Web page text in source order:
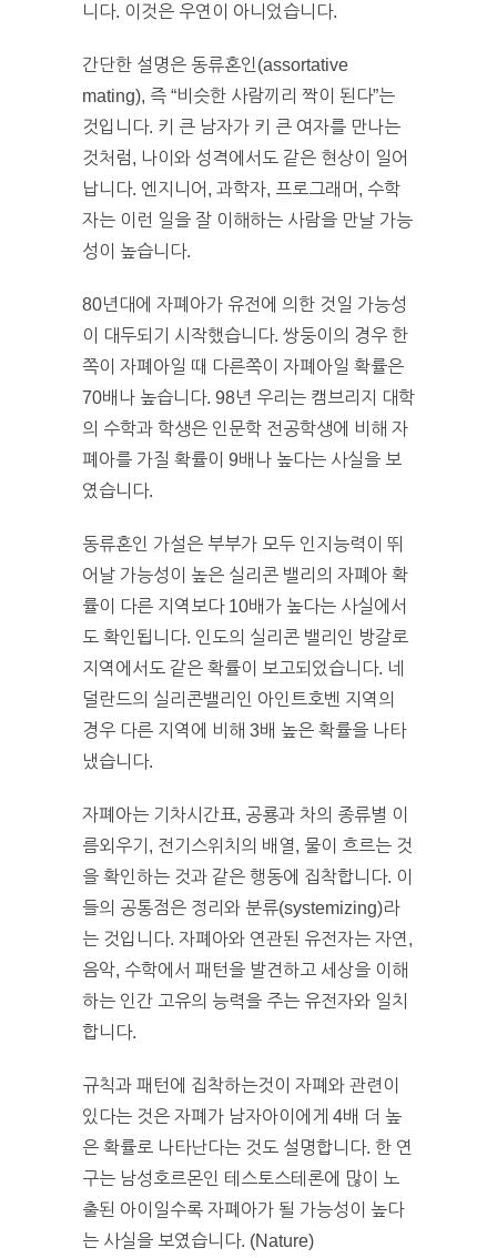
니다. 이것은 우연이 아니었습니다.
간단한 설명은 동류혼인(assortative
mating), 즉 “비슷한 사람끼리 짝이 된다”는
것입니다. 키 큰 남자가 키 큰 여자를 만나는
것처럼, 나이와 성격에서도 같은 현상이 일어
납니다. 엔지니어, 과학자, 프로그래머, 수학
자는 이런 일을 잘 이해하는 사람을 만날 가능
성이 높습니다.
80년대에 자폐아가 유전에 의한 것일 가능성
이 대두되기 시작했습니다. 쌍둥이의 경우 한
쪽이 자폐아일 때 다른쪽이 자폐아일 확률은
70배나 높습니다. 98년 우리는 캠브리지 대학
의 수학과 학생은 인문학 전공학생에 비해 자
폐아를 가질 확률이 9배나 높다는 사실을 보
였습니다.
동류혼인 가설은 부부가 모두 인지능력이 뛰
어날 가능성이 높은 실리콘 밸리의 자폐아 확
률이 다른 지역보다 10배가 높다는 사실에서
도 확인됩니다. 인도의 실리콘 밸리인 방갈로
지역에서도 같은 확률이 보고되었습니다. 네
덜란드의 실리콘밸리인 아인트호벤 지역의
경우 다른 지역에 비해 3배 높은 확률을 나타
냈습니다.
자폐아는 기차시간표, 공룡과 차의 종류별 이
름외우기, 전기스위치의 배열, 물이 흐르는 것
을 확인하는 것과 같은 행동에 집착합니다. 이
들의 공통점은 정리와 분류(systemizing)라
는 것입니다. 자폐아와 연관된 유전자는 자연,
음악, 수학에서 패턴을 발견하고 세상을 이해
하는 인간 고유의 능력을 주는 유전자와 일치
합니다.
규칙과 패턴에 집착하는것이 자폐와 관련이
있다는 것은 자폐가 남자아이에게 4배 더 높
은 확률로 나타난다는 것도 설명합니다. 한 연
구는 남성호르몬인 테스토스테론에 많이 노
출된 아이일수록 자폐아가 될 가능성이 높다
는 사실을 보였습니다. (Nature)